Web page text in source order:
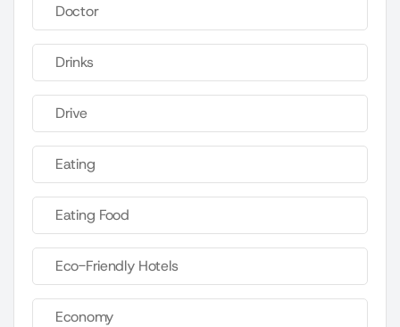
Doctor
Drinks
Drive
Eating
Eating Food
Eco-Friendly Hotels
Economy